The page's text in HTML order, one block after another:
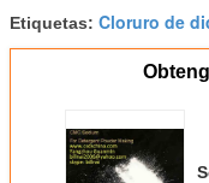
Etiquetas: Cloruro de